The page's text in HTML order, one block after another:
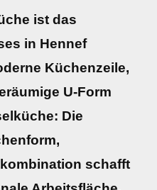
ist das
in Hennef
Küchenzeile,
U-Form
Die
schafft